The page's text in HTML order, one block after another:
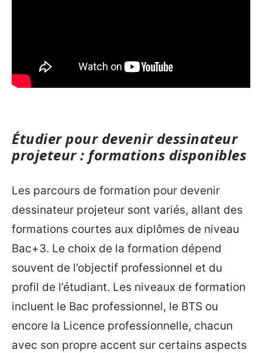
Étudier pour devenir dessinateur
projeteur : formations disponibles
Les parcours de formation pour devenir
dessinateur projeteur sont variés, allant des
formations courtes aux diplômes de niveau
Bac+3. Le choix de la formation dépend
souvent de l’objectif professionnel et du
profil de l’étudiant. Les niveaux de formation
incluent le Bac professionnel, le BTS ou
encore la Licence professionnelle, chacun
avec son propre accent sur certains aspects